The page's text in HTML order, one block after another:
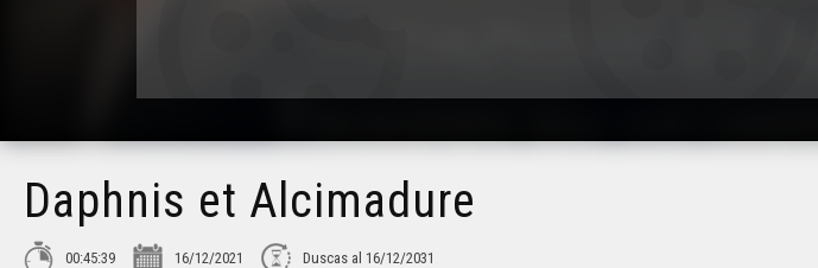
Daphnis et Alcimadure
00:45:39 16/12/2021 Duscas al 16/12/2031